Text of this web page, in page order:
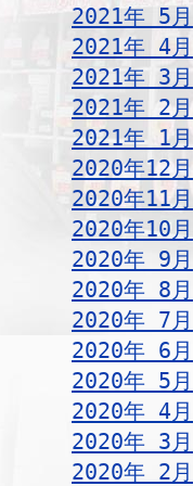
2021年 5月
2021年 4月
2021年 3月
2021年 2月
2021年 1月
2020年12月
2020年11月
2020年10月
2020年 9月
2020年 8月
2020年 7月
2020年 6月
2020年 5月
2020年 4月
2020年 3月
2020年 2月